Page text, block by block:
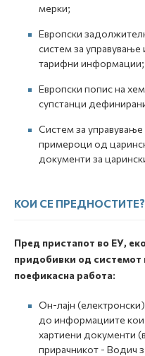
мерки;
Европски
систем за
тарифни информации;
Европски попис на
супстанци
Систем за
примероци од
документи за
КОИ СЕ ПРЕДНОСТИТЕ?
Пред пристапот во ЕУ,
придобивки од
поефикасна работа:
Он-лајн
до информациите
хартиени документи
прирачникот - Водич